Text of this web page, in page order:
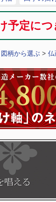
け予定に
図柄から選ぶ > 仏